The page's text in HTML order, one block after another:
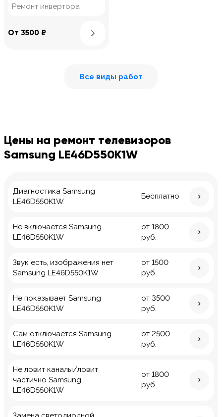
Ремонт инвертора
От 3500 ₽
Все виды работ
Цены на ремонт телевизоров
Samsung LE46D550K1W
Диагностика Samsung
LE46D550K1W
Бесплатно
Не включается Samsung
LE46D550K1W
от 1800
руб.
Звук есть, изображения нет
Samsung LE46D550K1W
от 1500
руб.
Не показывает Samsung
LE46D550K1W
от 3500
руб.
Сам отключается Samsung
LE46D550K1W
от 2500
руб.
Не ловит каналы/ловит
частично Samsung
LE46D550K1W
от 1800
руб.